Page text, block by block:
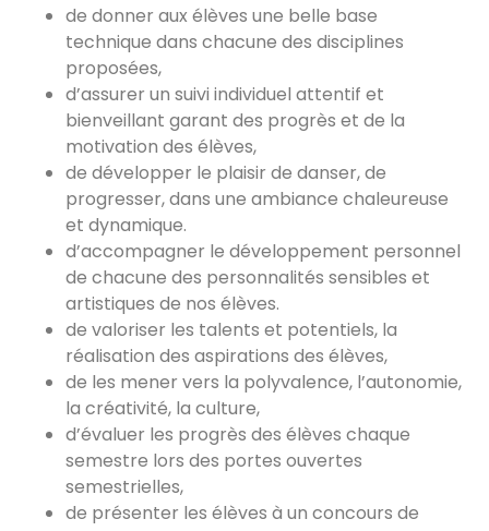
de donner aux élèves une belle base
technique dans chacune des disciplines
proposées,
d’assurer un suivi individuel attentif et
bienveillant garant des progrès et de la
motivation des élèves,
de développer le plaisir de danser, de
progresser, dans une ambiance chaleureuse
et dynamique.
d’accompagner le développement personnel
de chacune des personnalités sensibles et
artistiques de nos élèves.
de valoriser les talents et potentiels, la
réalisation des aspirations des élèves,
de les mener vers la polyvalence, l’autonomie,
la créativité, la culture,
d’évaluer les progrès des élèves chaque
semestre lors des portes ouvertes
semestrielles,
de présenter les élèves à un concours de